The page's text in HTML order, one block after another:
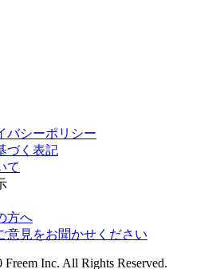
バシーポリシー
づく表記
て
方へ
意見をお聞かせください
Inc. All Rights Reserved.